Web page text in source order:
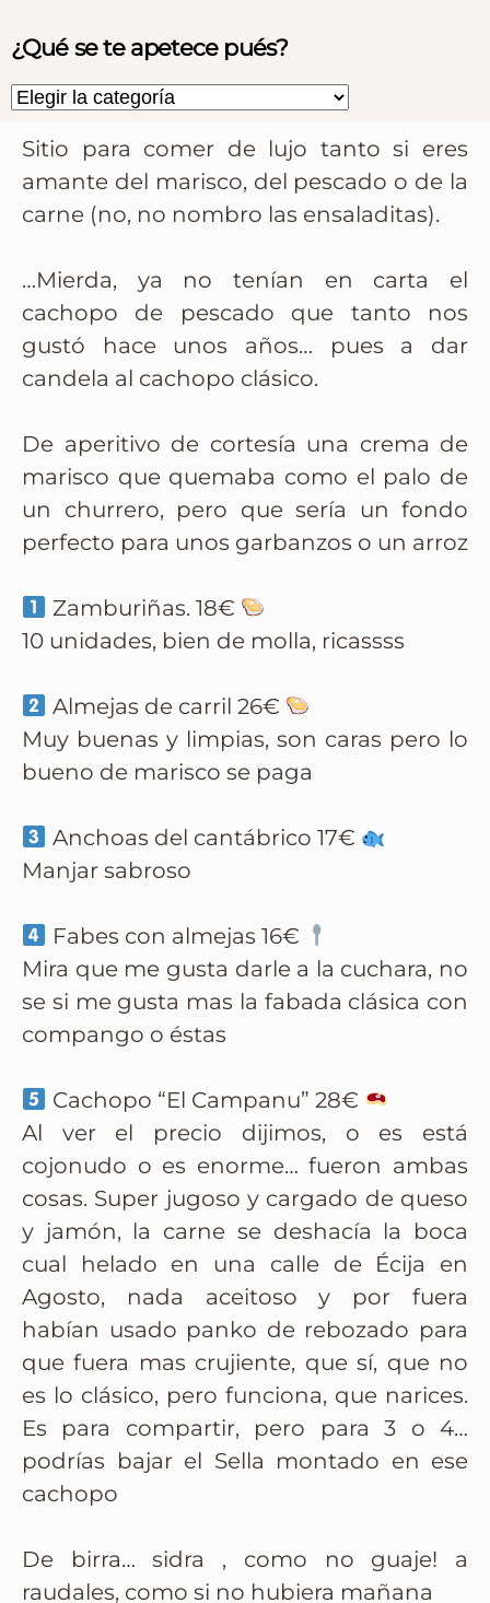
Sitio para comer de lujo tanto si eres
amante del marisco, del pescado o de la
carne (no, no nombro las ensaladitas).
…Mierda, ya no tenían en carta el
cachopo de pescado que tanto nos
gustó hace unos años… pues a dar
candela al cachopo clásico.
De aperitivo de cortesía una crema de
marisco que quemaba como el palo de
un churrero, pero que sería un fondo
perfecto para unos garbanzos o un arroz
Zamburiñas. 18€
10 unidades, bien de molla, ricassss
Almejas de carril 26€
Muy buenas y limpias, son caras pero lo
bueno de marisco se paga
Anchoas del cantábrico 17€
Manjar sabroso
Fabes con almejas 16€
Mira que me gusta darle a la cuchara, no
se si me gusta mas la fabada clásica con
compango o éstas
Cachopo “El Campanu” 28€
Al ver el precio dijimos, o es está
cojonudo o es enorme… fueron ambas
cosas. Super jugoso y cargado de queso
y jamón, la carne se deshacía la boca
cual helado en una calle de Écija en
Agosto, nada aceitoso y por fuera
habían usado panko de rebozado para
que fuera mas crujiente, que sí, que no
es lo clásico, pero funciona, que narices.
Es para compartir, pero para 3 o 4…
podrías bajar el Sella montado en ese
cachopo
De birra… sidra , como no guaje! a
raudales, como si no hubiera mañana
¿Qué se te apetece pués?